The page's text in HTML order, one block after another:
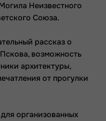
Неизвестного
Союза.
рассказ о
возможность
архитектуры,
от прогулки
организованных